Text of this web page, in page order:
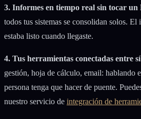
3. Informes en tiempo real sin tocar un
todos tus sistemas se consolidan solos. El
estaba listo cuando llegaste.
4. Tus herramientas conectadas entre sí
gestión, hoja de cálculo, email: hablando
persona tenga que hacer de puente.
nuestro servicio de integración de